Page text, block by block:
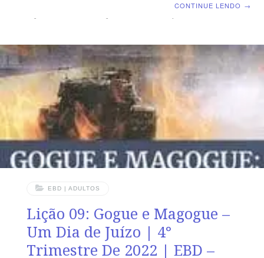
de Jacó as impiedades.” (Rm 11.26) VERDADE
PRÁTICA A chamada divina à restauração tem a ver
com o restabelecimento espiritual e social de quem se
arrepende.
CONTINUE LENDO →
EBD | ADULTOS
Lição 09: Gogue e Magogue –
Um Dia de Juízo | 4°
Trimestre De 2022 | EBD –